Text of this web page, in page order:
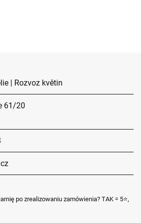
| Rozvoz květin
61/20
po zrealizowaniu zamówienia? TAK = 5⭐,